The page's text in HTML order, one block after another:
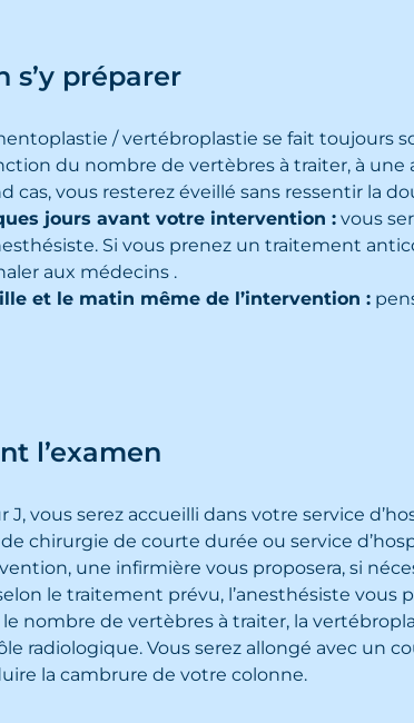
s’y préparer
/ vertébroplastie se fait toujours
du nombre de vertèbres à traiter, à une
cas, vous resterez éveillé sans ressentir la
jours avant votre intervention : vous
Si vous prenez un traitement
aux médecins .
et le matin même de l’intervention :
l’examen
J, vous serez accueilli dans votre service
chirurgie de courte durée ou service
une infirmière vous proposera, si
le traitement prévu, l’anesthésiste vous
le nombre de vertèbres à traiter, la
radiologique. Vous serez allongé avec un
la cambrure de votre colonne.